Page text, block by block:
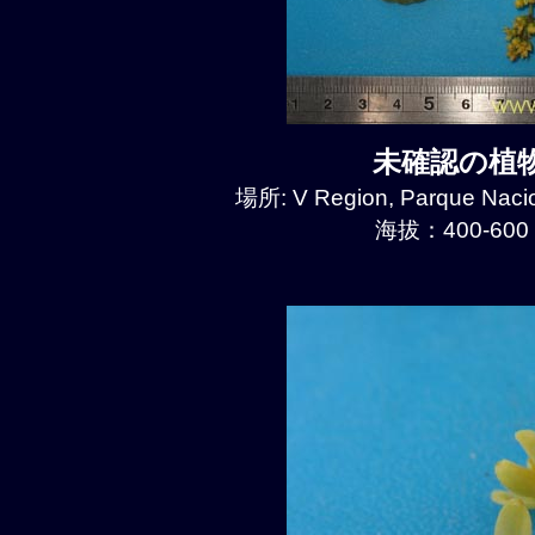
未確認の植
場所: V Region, Parque
海拔：400-